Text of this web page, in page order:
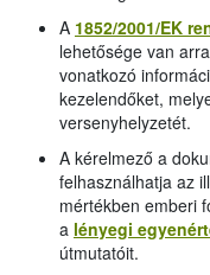
A 1852/2001/EK
lehetősége van
vonatkozó
kezelendőket,
versenyhelyzetét.
A kérelmező a
felhasználhatja az
mértékben emberi
a lényegi
útmutatóit.